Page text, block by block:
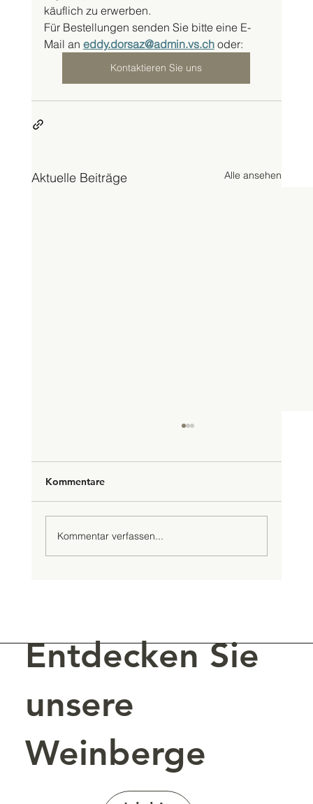
käuflich zu erwerben.
Für Bestellungen senden Sie bitte eine E-
Mail an eddy.dorsaz@admin.vs.ch oder:
Kontaktieren Sie uns
Aktuelle Beiträge Alle ansehen
Kommentare
Kommentar verfassen...
Entdecken Sie
unsere
Weinberge